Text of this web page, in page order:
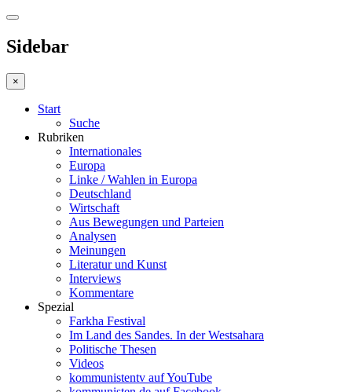
Sidebar
×
Start
Suche
Rubriken
Internationales
Europa
Linke / Wahlen in Europa
Deutschland
Wirtschaft
Aus Bewegungen und Parteien
Analysen
Meinungen
Literatur und Kunst
Interviews
Kommentare
Spezial
Farkha Festival
Im Land des Sandes. In der Westsahara
Politische Thesen
Videos
kommunistentv auf YouTube